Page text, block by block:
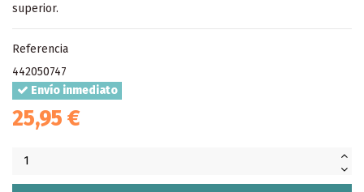
superior.
Referencia
442050747
Envío inmediato
25,95 €